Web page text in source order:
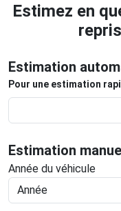
Estimez en
Estimation
Pour une estimation
Estimation
Année du véhicule